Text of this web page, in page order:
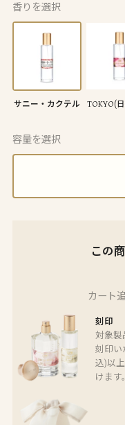
香りを選択
サニー・カクテル TOKYO(
容量を選択
この
カート
刻印
対象製
刻印
込)以
けます。